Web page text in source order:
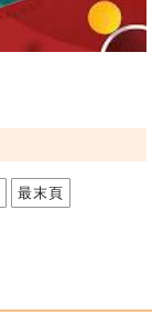
最末頁